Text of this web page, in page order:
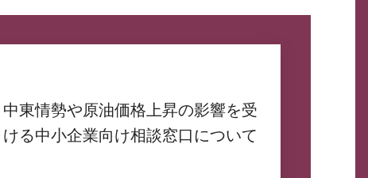
中東情勢や原油価格上昇の影響を受
ける中小企業向け相談窓口について